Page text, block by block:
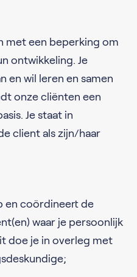
met een beperking om
ontwikkeling. Je
en wil leren en samen
onze cliënten een
Je staat in
client als zijn/haar
en coördineert de
waar je persoonlijk
doe je in overleg met